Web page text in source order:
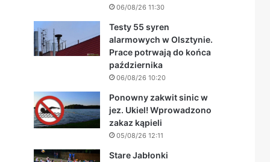
06/08/26 11:30
Testy 55 syren
alarmowych w Olsztynie.
Prace potrwają do końca
października
06/08/26 10:20
Ponowny zakwit sinic w
jez. Ukiel! Wprowadzono
zakaz kąpieli
05/08/26 12:11
Stare Jabłonki